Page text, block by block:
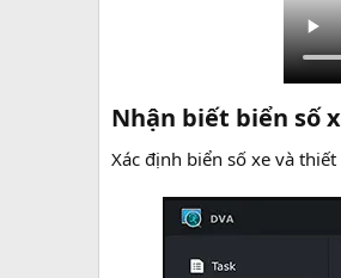
Nhận biết biển số
Xác định biển số xe và